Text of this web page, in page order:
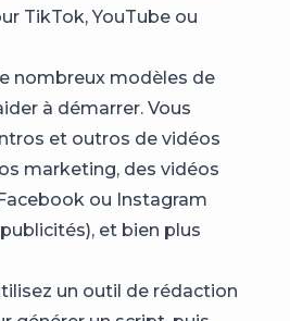
TikTok, YouTube ou
nombreux modèles de
à démarrer. Vous
et outros de vidéos
marketing, des vidéos
ou Instagram
et bien plus
un outil de rédaction